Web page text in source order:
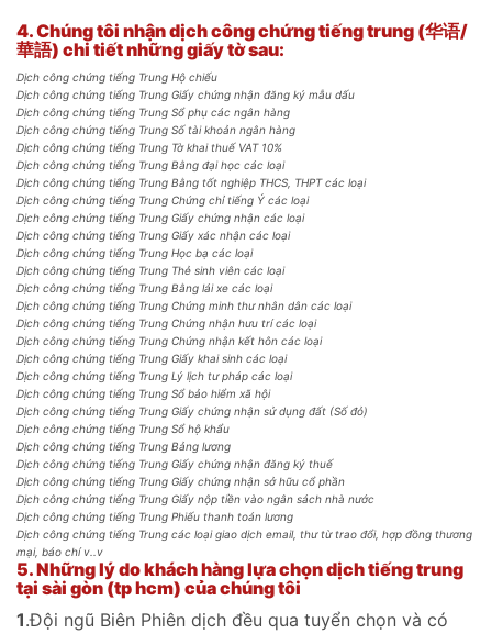
4.Chúng tôi nhận dịch công chứng tiếng trung (华语/
華語) chi tiết những giấy tờ sau:
Dịch công chứng tiếng Trung Hộ chiếu
Dịch công chứng tiếng Trung Giấy chứng nhận đăng ký mẫu dấu
Dịch công chứng tiếng Trung Sổ phụ các ngân hàng
Dịch công chứng tiếng Trung Số tài khoản ngân hàng
Dịch công chứng tiếng Trung Tờ khai thuế VAT 10%
Dịch công chứng tiếng Trung Bằng đại học các loại
Dịch công chứng tiếng Trung Bằng tốt nghiệp THCS, THPT các loại
Dịch công chứng tiếng Trung Chứng chỉ tiếng Ý các loại
Dịch công chứng tiếng Trung Giấy chứng nhận các loại
Dịch công chứng tiếng Trung Giấy xác nhận các loại
Dịch công chứng tiếng Trung Học bạ các loại
Dịch công chứng tiếng Trung Thẻ sinh viên các loại
Dịch công chứng tiếng Trung Bằng lái xe các loại
Dịch công chứng tiếng Trung Chứng minh thư nhân dân các loại
Dịch công chứng tiếng Trung Chứng nhận hưu trí các loại
Dịch công chứng tiếng Trung Chứng nhận kết hôn các loại
Dịch công chứng tiếng Trung Giấy khai sinh các loại
Dịch công chứng tiếng Trung Lý lịch tư pháp các loại
Dịch công chứng tiếng Trung Sổ bảo hiểm xã hội
Dịch công chứng tiếng Trung Giấy chứng nhận sử dụng đất (Số đỏ)
Dịch công chứng tiếng Trung Sổ hộ khẩu
Dịch công chứng tiếng Trung Bảng lương
Dịch công chứng tiếng Trung Giấy chứng nhận đăng ký thuế
Dịch công chứng tiếng Trung Giấy chứng nhận sở hữu cổ phần
Dịch công chứng tiếng Trung Giấy nộp tiền vào ngân sách nhà nước
Dịch công chứng tiếng Trung Phiếu thanh toán lương
Dịch công chứng tiếng Trung các loại giao dịch email, thư từ trao đổi, hợp đồng thương
mại, báo chí v..v
5.Những lý do khách hàng lựa chọn dịch tiếng trung
tại sài gòn (tp hcm) của chúng tôi
1.Đội ngũ Biên Phiên dịch đều qua tuyển chọn và có